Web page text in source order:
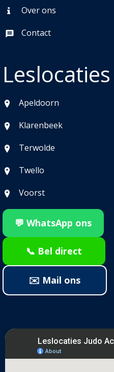
Over ons
Contact
Leslocaties
Apeldoorn
Klarenbeek
Terwolde
Twello
Voorst
💬 WhatsApp ons
📞 Bel direct
✉️ Mail ons